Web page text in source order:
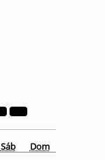
Sáb Dom